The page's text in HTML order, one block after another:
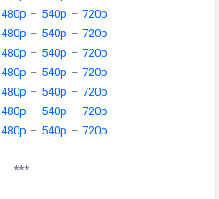
480p – 540p – 720p
480p – 540p – 720p
480p – 540p – 720p
480p – 540p – 720p
480p – 540p – 720p
480p – 540p – 720p
480p – 540p – 720p
***